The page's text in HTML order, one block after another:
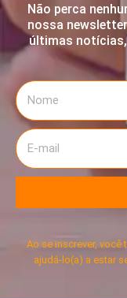
Não perca
nossa
últimas
Ao se inscrever,
ajudá-lo(a) a estar